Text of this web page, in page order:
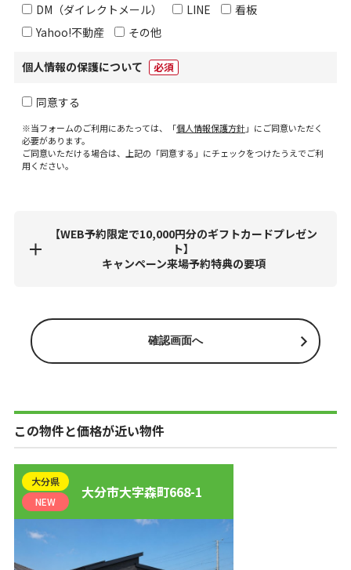
DM（ダイレクトメール）
LINE
看板
Yahoo!不動産
その他
個人情報の保護について 必須
同意する
※当フォームのご利用にあたっては、「個人情報保護方針」にご同意いただく
必要があります。
ご同意いただける場合は、上記の「同意する」にチェックをつけたうえでご利
用ください。
【WEB予約限定で10,000円分のギフトカードプレゼン
ト】
キャンペーン来場予約特典の要項
この物件と価格が近い物件
大分県
NEW
大分市大字森町668-1